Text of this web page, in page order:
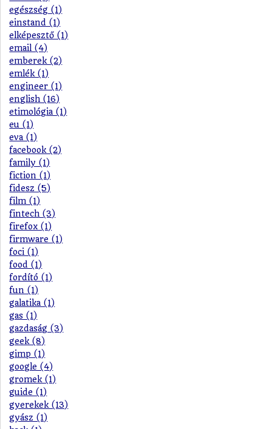
egészség (1)
einstand (1)
elképesztő (1)
email (4)
emberek (2)
emlék (1)
engineer (1)
english (16)
etimológia (1)
eu (1)
eva (1)
facebook (2)
family (1)
fiction (1)
fidesz (5)
film (1)
fintech (3)
firefox (1)
firmware (1)
foci (1)
food (1)
fordító (1)
fun (1)
galatika (1)
gas (1)
gazdaság (3)
geek (8)
gimp (1)
google (4)
gromek (1)
guide (1)
gyerekek (13)
gyász (1)